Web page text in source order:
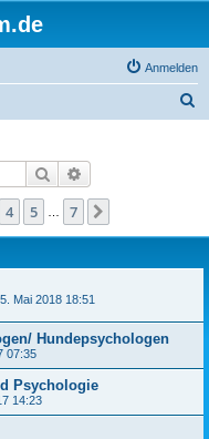
Anmelden
Suche
4 5 7
Mai 2018 18:51
Hundepsychologen
07:35
Psychologie
14:23